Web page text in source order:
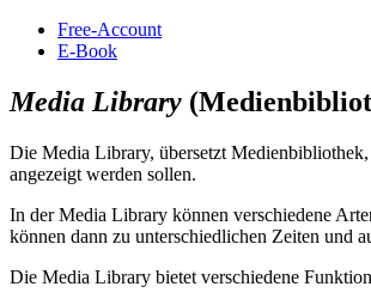
Free-Account
E-Book
Media Library
Die Media Library, übersetzt
angezeigt werden sollen.
In der Media Library können verschiedene
können dann zu unterschiedlichen Zeiten und
Die Media Library bietet verschiedene